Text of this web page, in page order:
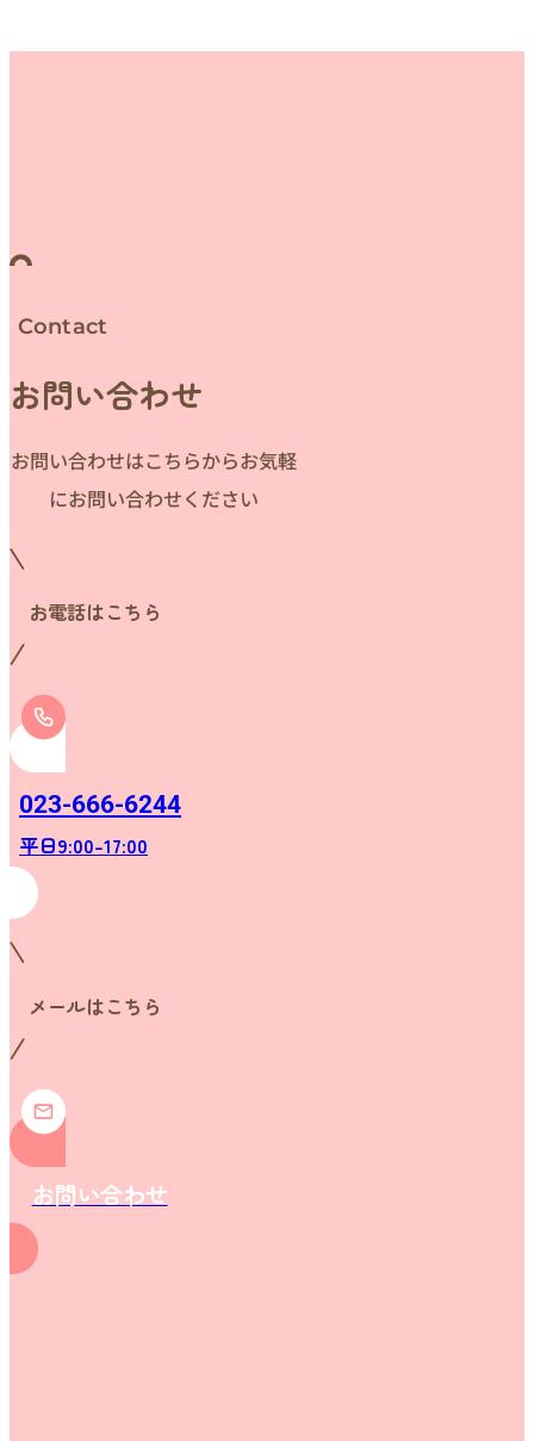
Contact
お問い合わせ
お問い合わせはこちらからお気軽
にお問い合わせください
お電話はこちら
023-666-6244
平日9:00-17:00
メールはこちら
お問い合わせ